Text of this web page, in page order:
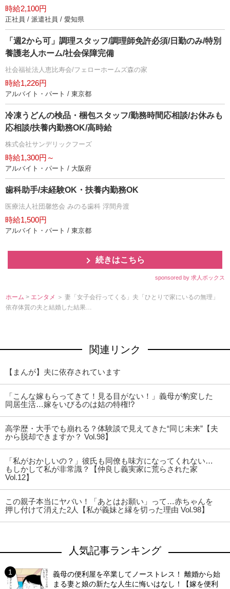
時給2,100円
正社員 / 派遣社員 / 愛知県
「週2から可」調理スタッフ/調理師免許必須/日勤のみ/特別
養護老人ホーム/社会保障完備
社会福祉法人恵比寿会/フェローホームズ森の家
時給1,226円
アルバイト・パート / 東京都
冷凍うどんの検品・梱包スタッフ/勤務時間応相談/お休みも
応相談/扶養内勤務OK/高時給
株式会社サンデリックフーズ
時給1,300円～
アルバイト・パート / 大阪府
歯科助手/未経験OK・扶養内勤務OK
医療法人社団馨悠会 みのる歯科 浮間舟渡
時給1,500円
アルバイト・パート / 東京都
続きはこちら
sponsored by 求人ボックス
ホーム > エンタメ ＞ 妻「女子会行ってくる」夫「ひとりで家にいるの無理」
依存体質の夫と結婚した結果…
関連リンク
【まんが】夫に依存されています
「こんな嫁もらってきて！見る目がない！」義母が豹変した
同居生活…嫁をいびるのは姑の特権!?
高学歴・大手でも崩れる？体験談で見えてきた“同じ未来”【夫
から脱却できますか？ Vol.98】
「私がおかしいの？」彼氏も同僚も味方になってくれない…
もしかして私が非常識？【仲良し義実家に荒らされた家
Vol.12】
この親子本当にヤバい！「あとはお願い」って…赤ちゃんを
押し付けて消えた2人【私が義妹と縁を切った理由 Vol.98】
人気記事ランキング
義母の便利屋を卒業してノーストレス！ 離婚から始
まる妻と娘の新たな人生に悔いはなし！【嫁を便利